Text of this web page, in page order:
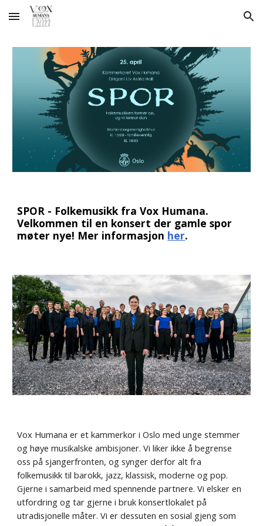
Skip to main content Skip to navigation
SPOR - Folkemusikk fra Vox Humana.
Velkommen til en konsert der gamle spor
møter nye! Mer informasjon her.
Vox Humana er et kammerkor i Oslo med unge stemmer
og høye musikalske ambisjoner. Vi liker ikke å begrense
oss på sjangerfronten, og synger derfor alt fra
folkemusikk til barokk, jazz, klassisk, moderne og pop.
Gjerne i samarbeid med spennende partnere. Vi elsker en
utfordring og tar gjerne i bruk konsertlokalet på
utradisjonelle måter. Vi er dessuten en sosial gjeng som